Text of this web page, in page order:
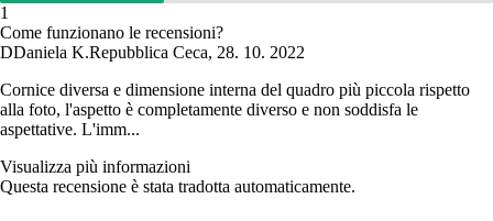
1
Come funzionano le recensioni?
DDaniela K.Repubblica Ceca, 28. 10. 2022
Cornice diversa e dimensione interna del quadro più piccola rispetto
alla foto, l'aspetto è completamente diverso e non soddisfa le
aspettative. L'imm...
Visualizza più informazioni
Questa recensione è stata tradotta automaticamente.